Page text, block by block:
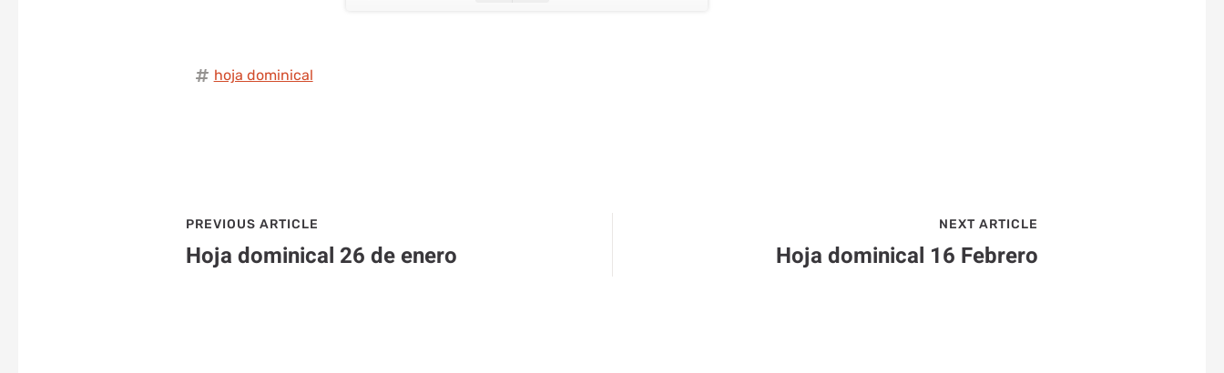
hoja dominical
PREVIOUS ARTICLE
Hoja dominical 26 de enero
NEXT ARTICLE
Hoja dominical 16 Febrero